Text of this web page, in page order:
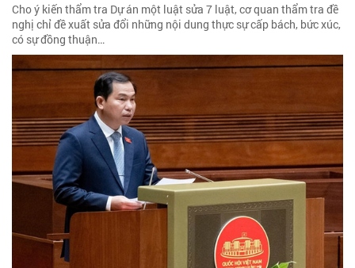
Cho ý kiến thẩm tra Dự án một luật sửa 7 luật, cơ quan thẩm tra đề
nghị chỉ đề xuất sửa đổi những nội dung thực sự cấp bách, bức xúc,
có sự đồng thuận…